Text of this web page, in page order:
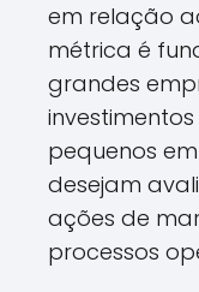
em relação
métrica é
grandes
pequenos
desejam
ações de
processos